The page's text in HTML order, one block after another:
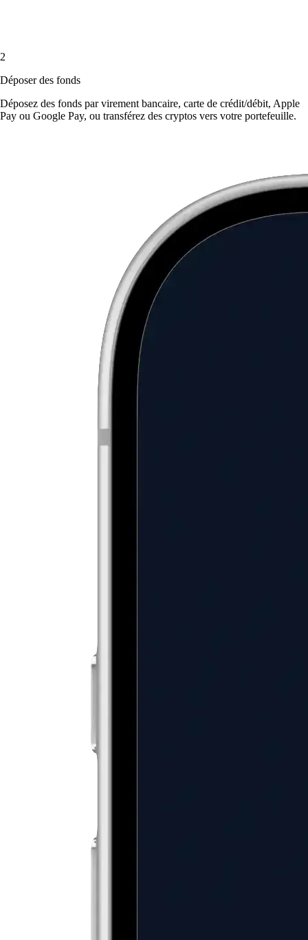
2
Déposer des fonds
Déposez des fonds par virement bancaire, carte de crédit/débit, Apple
Pay ou Google Pay, ou transférez des cryptos vers votre portefeuille.